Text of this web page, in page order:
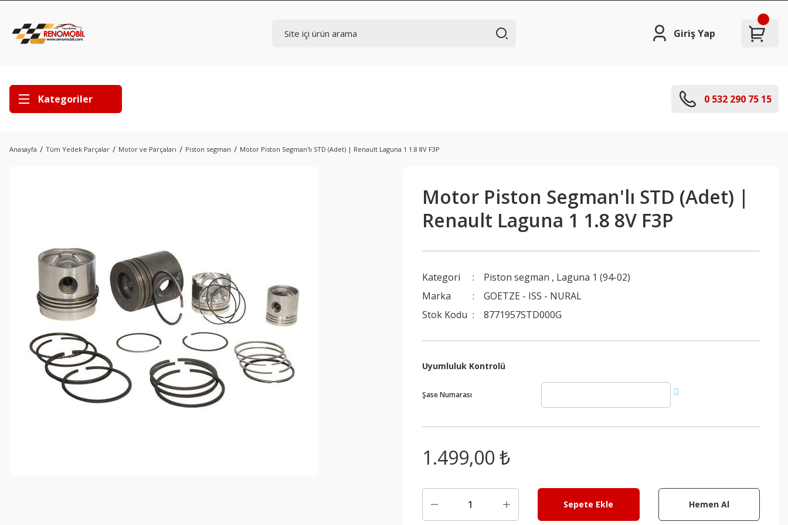
Giriş Yap
Kategoriler 0 532 290 75 15
Anasayfa Tüm Yedek Parçalar Motor ve Parçaları Piston segman Motor Piston Segman'lı STD (Adet) | Renault Laguna 1 1.8 8V F3P
Motor Piston Segman'lı STD (Adet) |
Renault Laguna 1 1.8 8V F3P
Kategori Piston segman , Laguna 1 (94-02)
Marka
GOETZE - ISS - NURAL
Stok Kodu
8771957STD000G
Uyumluluk Kontrolü
Şase Numarası
1.499,00 ₺
Sepete Ekle Hemen Al